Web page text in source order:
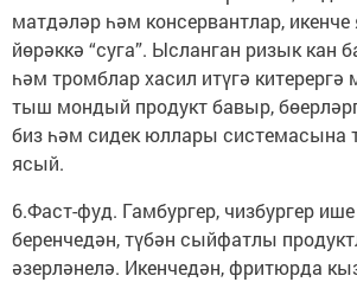
матдәләр һәм консервантлар,
йөрәккә “суга”. Ысланган ризык кан
һәм тромблар хасил итүгә
тыш мондый продукт бавыр,
биз һәм сидек юллары системасына
ясый.
6.Фаст-фуд. Гамбургер, чизбургер
беренчедән, түбән сыйфатлы
әзерләнелә. Икенчедән, фритюрда